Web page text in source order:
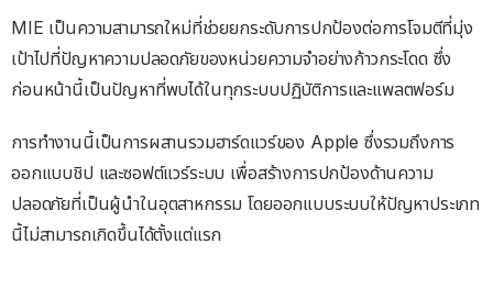
MIE เป็นความสามารถใหม่ที่ช่วยยกระดับการปกป้องต่อการโจมตีที่มุ่ง
เป้าไปที่ปัญหาความปลอดภัยของหน่วยความจำอย่างก้าวกระโดด ซึ่ง
ก่อนหน้านี้เป็นปัญหาที่พบได้ในทุกระบบปฏิบัติการและแพลตฟอร์ม
การทำงานนี้เป็นการผสานรวมฮาร์ดแวร์ของ Apple ซึ่งรวมถึงการ
ออกแบบชิป และซอฟต์แวร์ระบบ เพื่อสร้างการปกป้องด้านความ
ปลอดภัยที่เป็นผู้นำในอุตสาหกรรม โดยออกแบบระบบให้ปัญหาประเภท
นี้ไม่สามารถเกิดขึ้นได้ตั้งแต่แรก